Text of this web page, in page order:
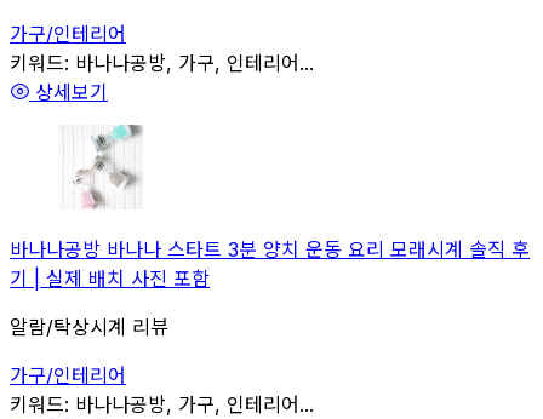
가구/인테리어
관련
키워드: 바나나공방, 가구, 인테리어...
상세보기
바나나공방 바나나 스타트 3분 양치 운동 요리 모래시계 솔직 후
기 | 실제 배치 사진 포함
알람/탁상시계 리뷰
가구/인테리어
관련
키워드: 바나나공방, 가구, 인테리어...